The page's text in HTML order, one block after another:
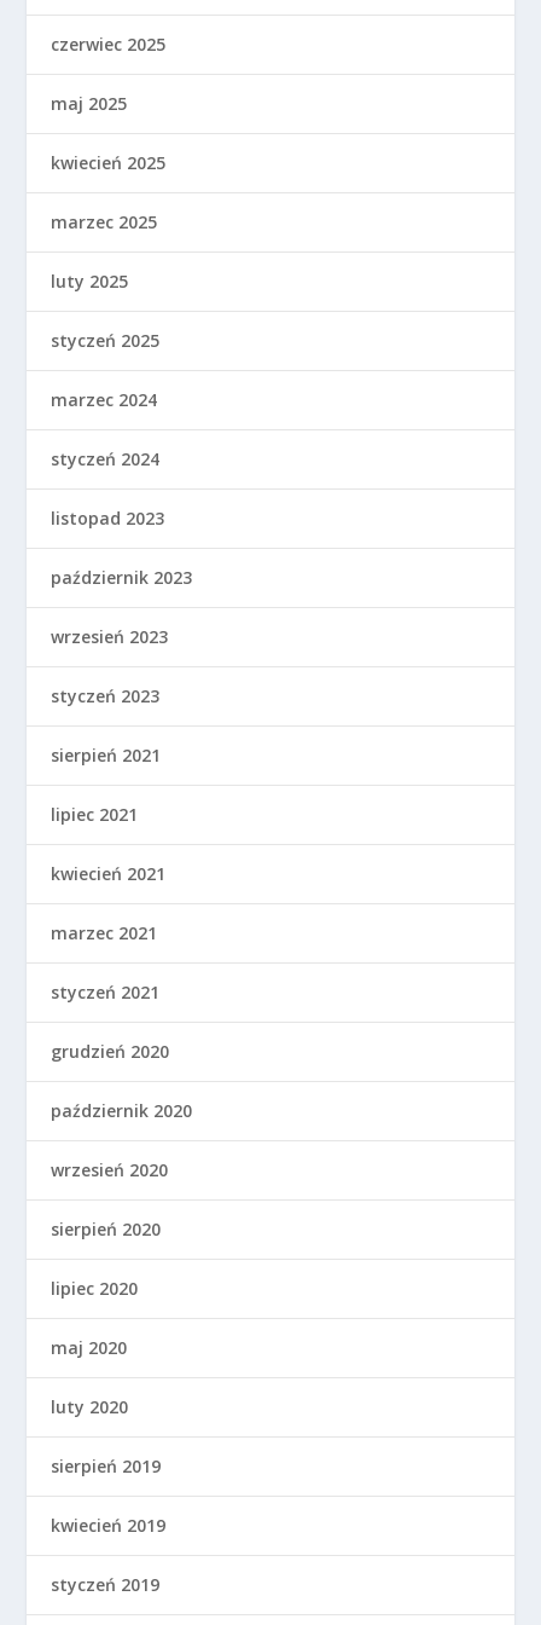
czerwiec 2025
maj 2025
kwiecień 2025
marzec 2025
luty 2025
styczeń 2025
marzec 2024
styczeń 2024
listopad 2023
październik 2023
wrzesień 2023
styczeń 2023
sierpień 2021
lipiec 2021
kwiecień 2021
marzec 2021
styczeń 2021
grudzień 2020
październik 2020
wrzesień 2020
sierpień 2020
lipiec 2020
maj 2020
luty 2020
sierpień 2019
kwiecień 2019
styczeń 2019